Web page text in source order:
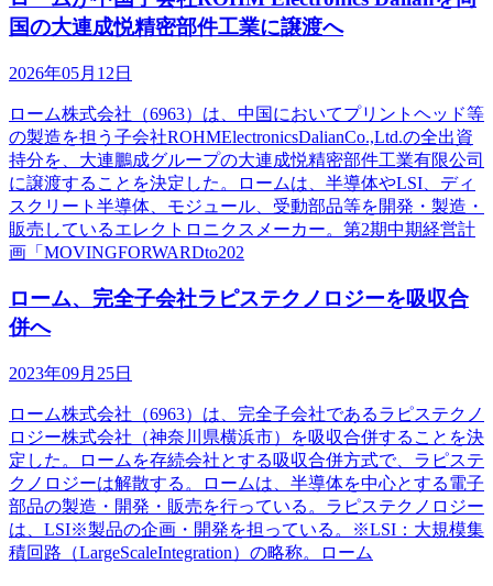
国の大連成悦精密部件工業に譲渡へ
2026年05月12日
ローム株式会社（6963）は、中国においてプリントヘッド等
の製造を担う子会社ROHMElectronicsDalianCo.,Ltd.の全出資
持分を、大連鵬成グループの大連成悦精密部件工業有限公司
に譲渡することを決定した。ロームは、半導体やLSI、ディ
スクリート半導体、モジュール、受動部品等を開発・製造・
販売しているエレクトロニクスメーカー。第2期中期経営計
画「MOVINGFORWARDto202
ローム、完全子会社ラピステクノロジーを吸収合
併へ
2023年09月25日
ローム株式会社（6963）は、完全子会社であるラピステクノ
ロジー株式会社（神奈川県横浜市）を吸収合併することを決
定した。ロームを存続会社とする吸収合併方式で、ラピステ
クノロジーは解散する。ロームは、半導体を中心とする電子
部品の製造・開発・販売を行っている。ラピステクノロジー
は、LSI※製品の企画・開発を担っている。※LSI：大規模集
積回路（LargeScaleIntegration）の略称。ローム